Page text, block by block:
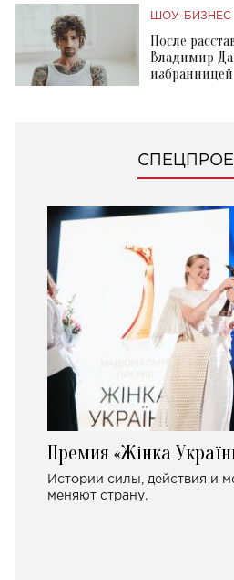
ШОУ-БИЗНЕС
После
Владимир
избранницей
Премия «Жінка
Истории силы, действия и
меняют страну.